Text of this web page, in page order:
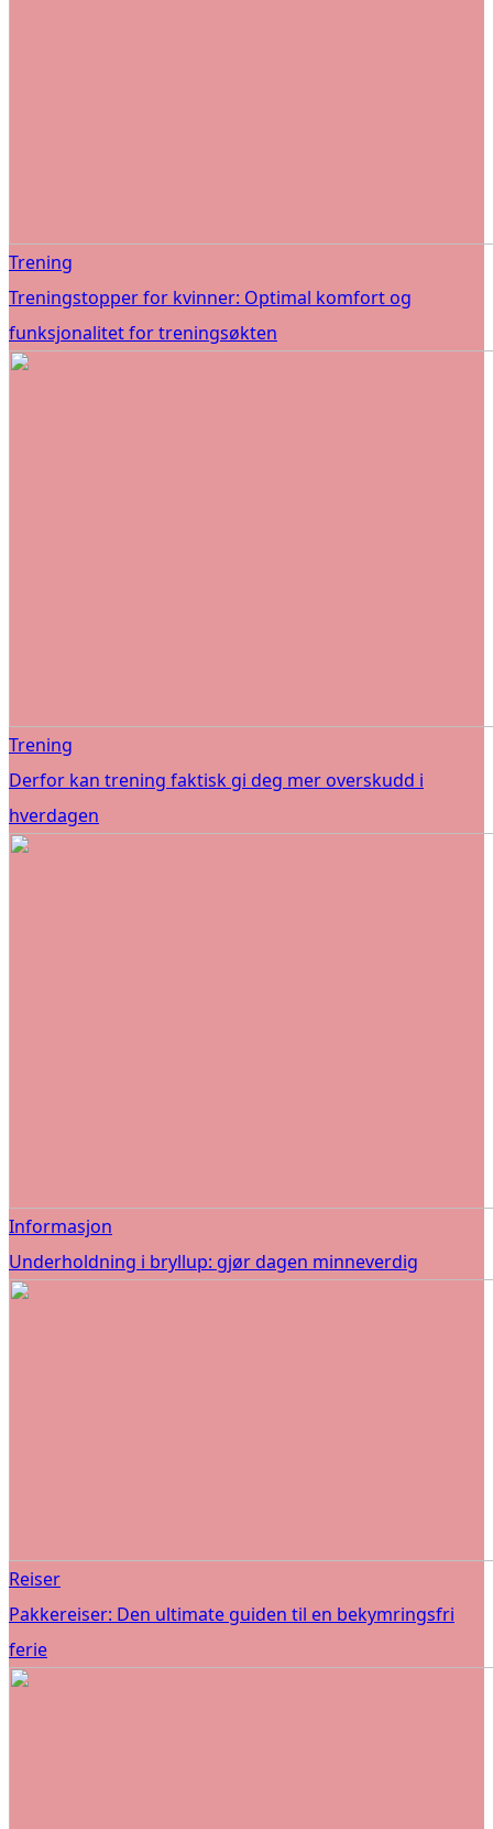
Trening
Treningstopper for kvinner: Optimal komfort og
funksjonalitet for treningsøkten
Trening
Derfor kan trening faktisk gi deg mer overskudd i
hverdagen
Informasjon
Underholdning i bryllup: gjør dagen minneverdig
Reiser
Pakkereiser: Den ultimate guiden til en bekymringsfri
ferie